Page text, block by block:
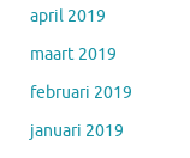
april 2019
maart 2019
februari 2019
januari 2019